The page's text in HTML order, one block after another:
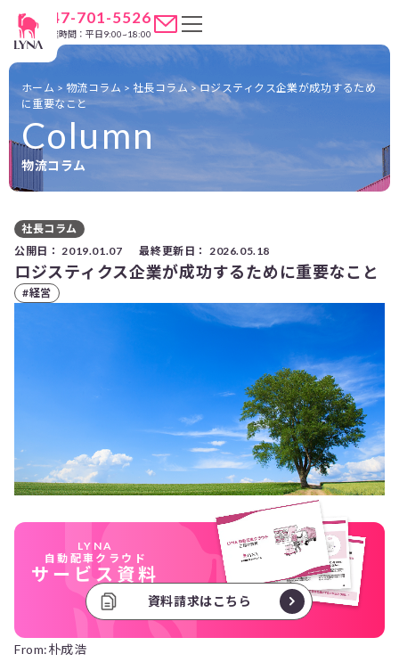
047-701-5526
営業時間：平日9:00~18:00
Column
物流コラム
ホーム > 物流コラム > 社長コラム>ロジスティクス企業が成功するため
に重要なこと
社長コラム
公開日： 2019.01.07 最終更新日： 2026.05.18
ロジスティクス企業が成功するために重要なこと
#経営
LYNA
自動配車クラウド
サービス資料
資料請求はこちら
From:朴成浩